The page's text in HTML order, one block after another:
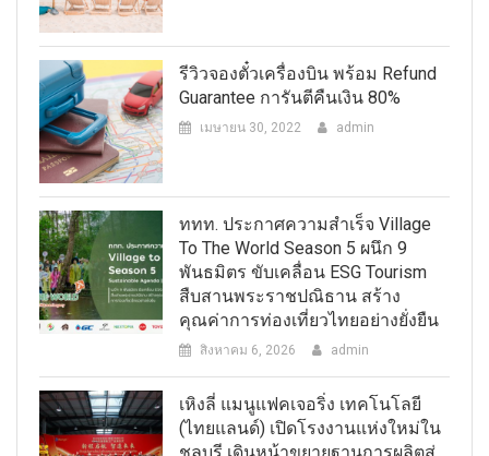
รีวิวจองตั๋วเครื่องบิน พร้อม Refund
Guarantee การันตีคืนเงิน 80%
เมษายน 30, 2022 admin
ททท. ประกาศความสำเร็จ Village
To The World Season 5 ผนึก 9
พันธมิตร ขับเคลื่อน ESG Tourism
สืบสานพระราชปณิธาน สร้าง
คุณค่าการท่องเที่ยวไทยอย่างยั่งยืน
สิงหาคม 6, 2026 admin
เหิงลี่ แมนูแฟคเจอริ่ง เทคโนโลยี
(ไทยแลนด์) เปิดโรงงานแห่งใหม่ใน